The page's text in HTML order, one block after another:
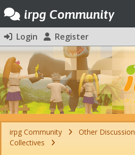
irpg Community
Login Register
irpg Community Other Discussion
Collectives